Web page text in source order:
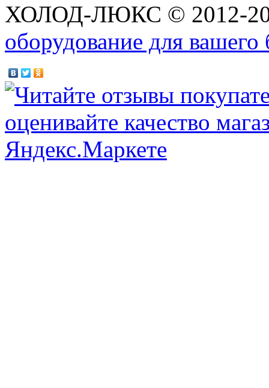
ХОЛОД-ЛЮКС © 2012-
оборудование для вашего